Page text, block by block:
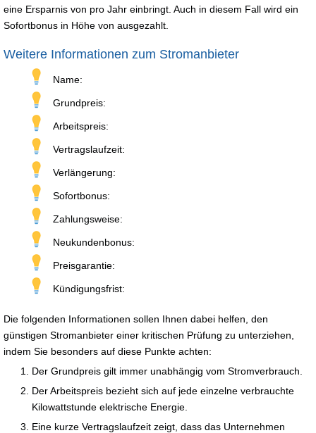
eine Ersparnis von pro Jahr einbringt. Auch in diesem Fall wird ein
Sofortbonus in Höhe von ausgezahlt.
Weitere Informationen zum Stromanbieter
Name:
Grundpreis:
Arbeitspreis:
Vertragslaufzeit:
Verlängerung:
Sofortbonus:
Zahlungsweise:
Neukundenbonus:
Preisgarantie:
Kündigungsfrist:
Die folgenden Informationen sollen Ihnen dabei helfen, den
günstigen Stromanbieter einer kritischen Prüfung zu unterziehen,
indem Sie besonders auf diese Punkte achten:
Der Grundpreis gilt immer unabhängig vom Stromverbrauch.
Der Arbeitspreis bezieht sich auf jede einzelne verbrauchte
Kilowattstunde elektrische Energie.
Eine kurze Vertragslaufzeit zeigt, dass das Unternehmen